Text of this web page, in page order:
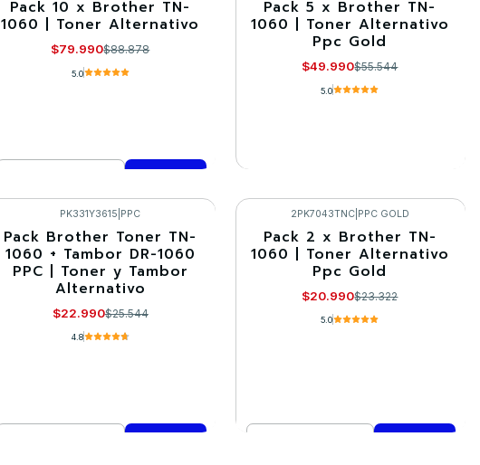
-10%
Pack 10 x Brother TN-
1060 | Toner Alternativo
$79.990$88.878
5.0
Comprar ahora
-10%
Pack 5 x Brother TN-
1060 | Toner Alternativo
Ppc Gold
$49.990$55.544
5.0
VER DETALLES
-10%
PK331Y3615 PPC
Pack Brother Toner TN-
1060 + Tambor DR-1060
PPC | Toner y Tambor
Alternativo
$22.990$25.544
4.8
-10%
2PK7043TNC| PPC GOLD
Pack 2 x Brother TN-
1060 | Toner Alternativo
Ppc Gold
$20.990$23.322
5.0